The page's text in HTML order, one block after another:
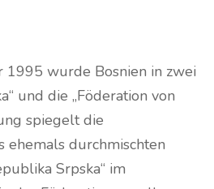
1995 wurde Bosnien in zwei
und die „Föderation von
spiegelt die
ehemals durchmischten
Srpska“ im